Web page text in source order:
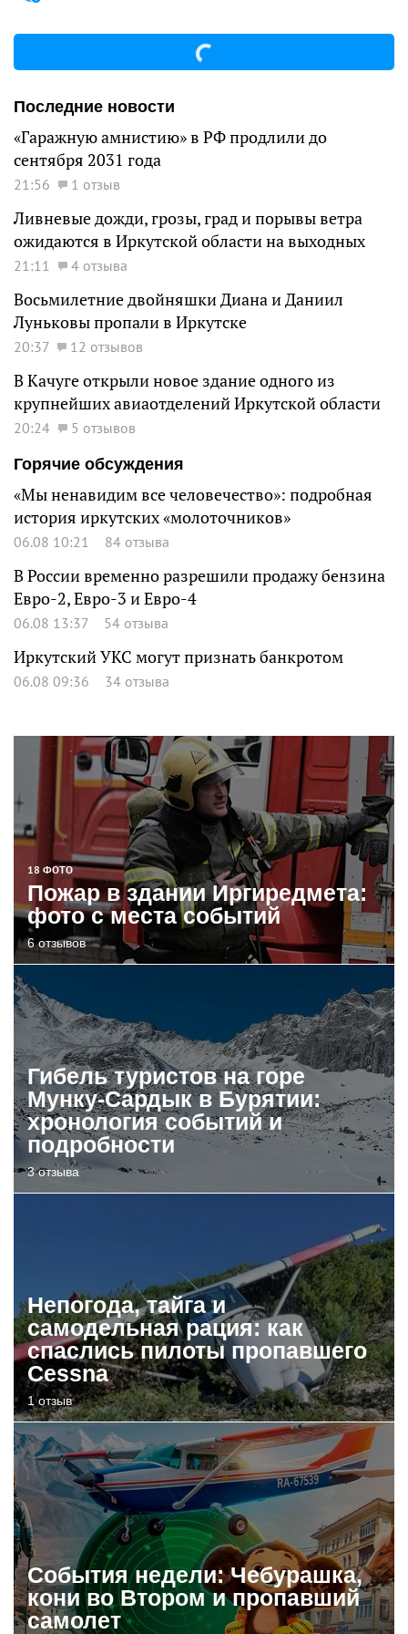
Последние новости
«Гаражную амнистию» в РФ продлили до
сентября 2031 года
21:56 1 отзыв
Ливневые дожди, грозы, град и порывы ветра
ожидаются в Иркутской области на выходных
21:11 4 отзыва
Восьмилетние двойняшки Диана и Даниил
Луньковы пропали в Иркутске
20:37 12 отзывов
В Качуге открыли новое здание одного из
крупнейших авиаотделений Иркутской области
20:24
5 отзывов
Горячие обсуждения
«Мы ненавидим все человечество»: подробная
история иркутских «молоточников»
06.08 10:21 84 отзыва
В России временно разрешили продажу бензина
Евро-2, Евро-3 и Евро-4
06.08 13:37 54 отзыва
Иркутский УКС могут признать банкротом
06.08 09:36 34 отзыва
18 ФОТО
Пожар в здании Иргиредмета:
фото с места событий
6 отзывов
Гибель туристов на горе
Мунку-Сардык в Бурятии:
хронология событий и
подробности
3 отзыва
Непогода, тайга и
самодельная рация: как
спаслись пилоты пропавшего
Cessna
1 отзыв
События недели: Чебурашка,
кони во Втором и пропавший
самолет